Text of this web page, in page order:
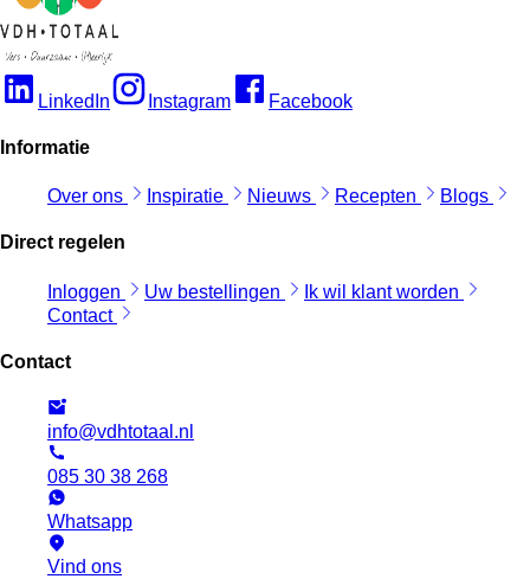
LinkedIn Instagram Facebook
Informatie
Over ons Inspiratie Nieuws Recepten Blogs
Direct regelen
Inloggen Uw bestellingen
Ik wil klant worden
Contact
Contact
info@vdhtotaal.nl
085 30 38 268
Whatsapp
Vind ons